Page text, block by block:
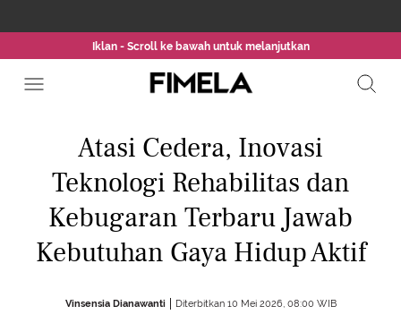
Iklan - Scroll ke bawah untuk melanjutkan
Atasi Cedera, Inovasi
Teknologi Rehabilitas dan
Kebugaran Terbaru Jawab
Kebutuhan Gaya Hidup Aktif
Vinsensia Dianawanti Diterbitkan 10 Mei 2026, 08:00 WIB